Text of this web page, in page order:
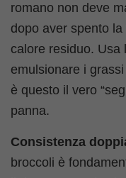
romano non deve
dopo aver spento
calore residuo. Usa
emulsionare i
è questo il vero
panna.
Consistenza
broccoli è